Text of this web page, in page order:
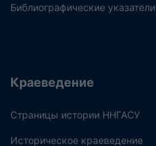
Библиографические указатели
Краеведение
Страницы истории ННГАСУ
Историческое краеведение